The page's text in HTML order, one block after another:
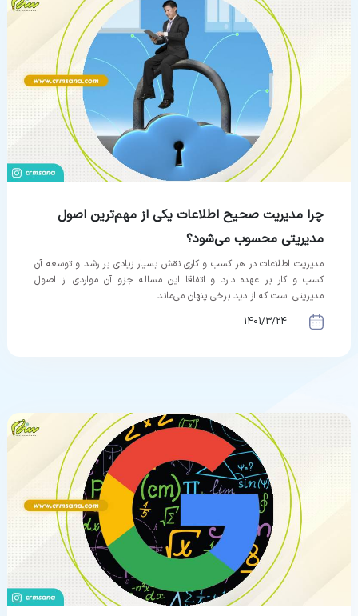
چرا مدیریت صحیح اطلاعات یکی از مهم‌ترین اصول
مدیریتی محسوب می‌شود؟
مدیریت اطلاعات در هر کسب و کاری نقش بسیار زیادی بر رشد و توسعه آن
کسب و کار بر عهده دارد و اتفاقا این مساله جزو آن مواردی از اصول
مدیریتی است که از دید برخی پنهان می‌ماند.
1401/3/24